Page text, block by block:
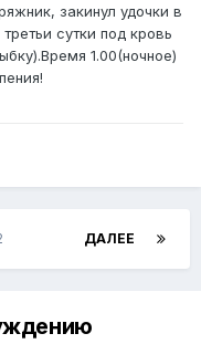
закинул удочки в
сутки под кровь
1.00(ночное)
ДАЛЕЕ